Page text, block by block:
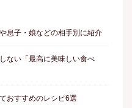
息子・娘などの相手別に紹介
ない「最高に美味しい食べ
おすすめのレシピ6選